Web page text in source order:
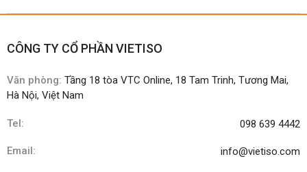
CÔNG TY CỔ PHẦN VIETISO
Văn phòng: Tầng 18 tòa VTC Online, 18 Tam Trinh, Tương Mai,
Hà Nội, Việt Nam
Tel: 098 639 4442
Email: info@vietiso.com